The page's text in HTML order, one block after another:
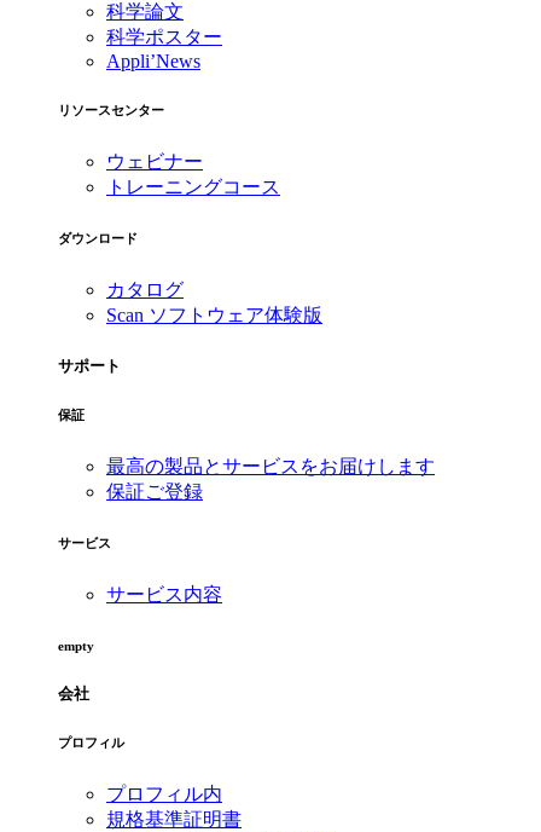
科学論文
科学ポスター
Appli’News
リソースセンター
ウェビナー
トレーニングコース
ダウンロード
カタログ
Scan ソフトウェア体験版
サポート
保証
最高の製品とサービスをお届けします
保証ご登録
サービス
サービス内容
empty
会社
プロフィル
プロフィル内
規格基準証明書